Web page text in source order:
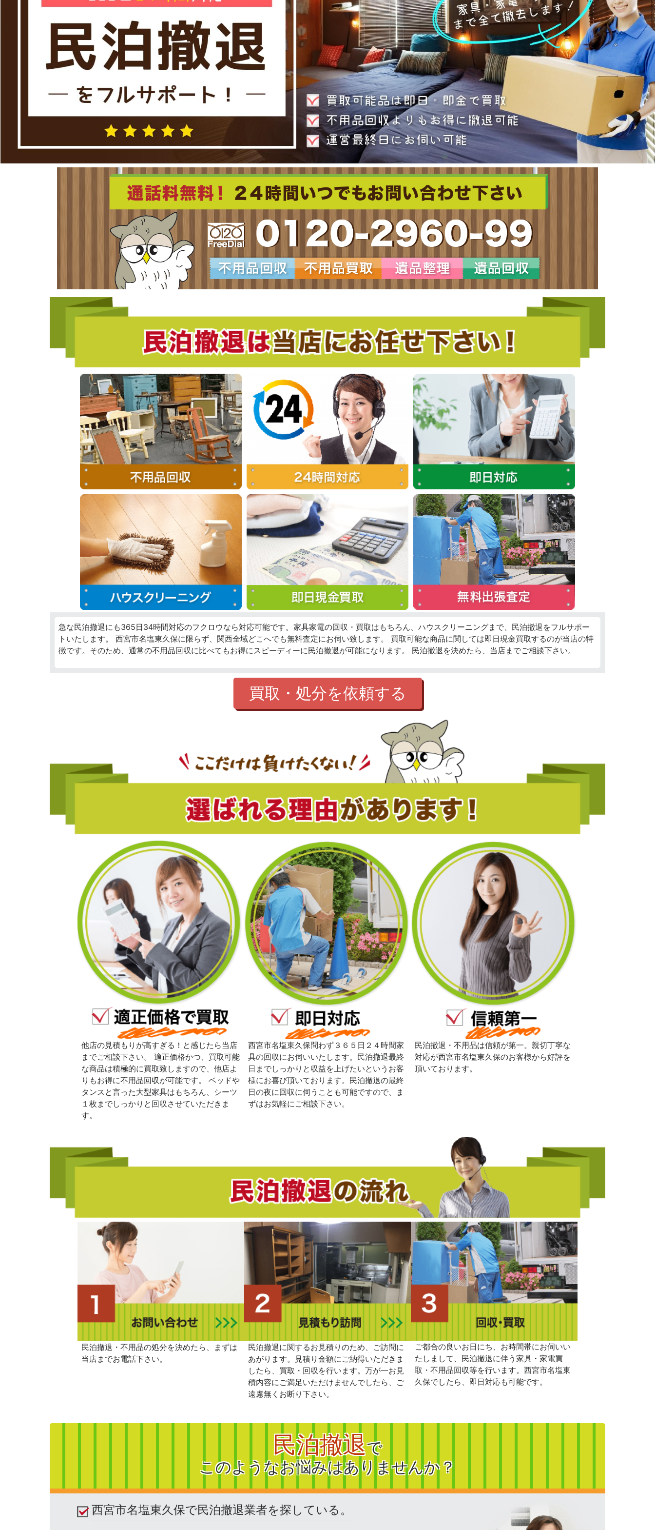
急な民泊撤退にも365日34時間対応のフクロウなら対応可能です。家具家電の回収・買取はもちろん、ハウスクリーニングまで、民泊撤退をフルサポー
トいたします。 西宮市名塩東久保に限らず、関西全域どこへでも無料査定にお伺い致します。 買取可能な商品に関しては即日現金買取するのが当店の特
徴です。そのため、通常の不用品回収に比べてもお得にスピーディーに民泊撤退が可能になります。 民泊撤退を決めたら、当店までご相談下さい。
買取・処分を依頼する
他店の見積もりが高すぎる！と感じたら当店
までご相談下さい。 適正価格かつ、買取可能
な商品は積極的に買取致しますので、他店よ
りもお得に不用品回収が可能です。 ベッドや
タンスと言った大型家具はもちろん、シーツ
１枚までしっかりと回収させていただきま
す。
西宮市名塩東久保問わず３６５日２４時間家
具の回収にお伺いいたします。民泊撤退最終
日までしっかりと収益を上げたいというお客
様にお喜び頂いております。民泊撤退の最終
日の夜に回収に伺うことも可能ですので、ま
ずはお気軽にご相談下さい。
民泊撤退・不用品は信頼が第一。親切丁寧な
対応が西宮市名塩東久保のお客様から好評を
頂いております。
民泊撤退・不用品の処分を決めたら、まずは
当店までお電話下さい。
民泊撤退に関するお見積りのため、ご訪問に
あがります。見積り金額にご納得いただきま
したら、買取・回収を行います。万が一お見
積内容にご満足いただけませんでしたら、ご
遠慮無くお断り下さい。
ご都合の良いお日にち、お時間帯にお伺いい
たしまして、民泊撤退に伴う家具・家電買
取・不用品回収等を行います。西宮市名塩東
久保でしたら、即日対応も可能です。
民泊撤退で
このようなお悩みはありませんか？
西宮市名塩東久保で民泊撤退業者を探している。